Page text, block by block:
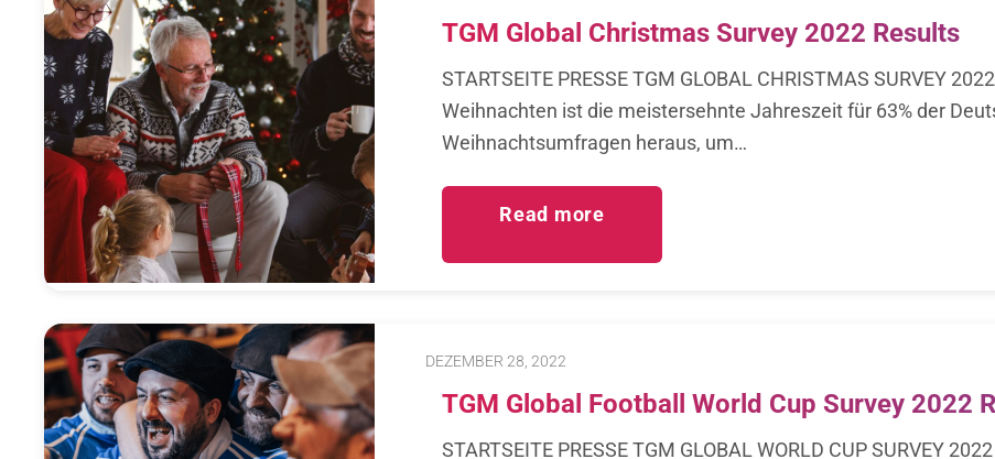
TGM Global Christmas Survey 2022 Results
STARTSEITE PRESSE TGM GLOBAL CHRISTMAS SURVEY
Weihnachten ist die meistersehnte Jahreszeit für 63% der
Weihnachtsumfragen heraus, um…
Read more
DEZEMBER 28, 2022
TGM Global Football World Cup Survey 2022
STARTSEITE PRESSE TGM GLOBAL WORLD CUP SURVEY